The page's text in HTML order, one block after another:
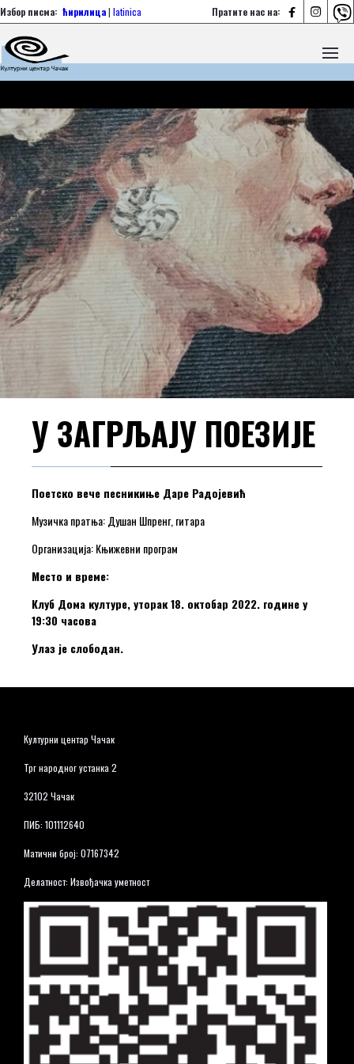
Пратите нас на:   
Избор писма: ћирилица| latinica
У ЗАГРЉАЈУ ПОЕЗИЈЕ
Поетско вече песникиње Даре Радојевић
Музичка пратња: Душан Шпренг, гитара
Организација: Књижевни програм
Место и време:
Клуб Дома културе, уторак 18. октобар 2022. године у
19:30 часова
Улаз је слободан.
Културни центар Чачак
Трг народног устанка 2
32102 Чачак
ПИБ: 101112640
Матични број: 07167342
Делатност: Извођачка уметност